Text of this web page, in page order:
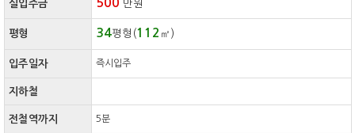
실입주금 500 만원
평형 34평형(112 ㎡)
입주일자 즉시입주
지하철
전철역까지 5분